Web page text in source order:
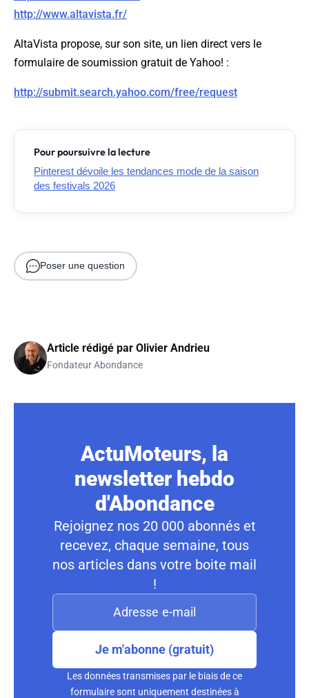
http://www.altavista.fr/
AltaVista propose, sur son site, un lien direct vers le
formulaire de soumission gratuit de Yahoo! :
http://submit.search.yahoo.com/free/request
Pour poursuivre la lecture
Pinterest dévoile les tendances mode de la saison
des festivals 2026
Poser une question
Article rédigé par Olivier Andrieu
Fondateur Abondance
ActuMoteurs, la
newsletter hebdo
d'Abondance
Rejoignez nos 20 000 abonnés et
recevez, chaque semaine, tous
nos articles dans votre boite mail
!
Je m'abonne (gratuit)
Les données transmises par le biais de ce
formulaire sont uniquement destinées à